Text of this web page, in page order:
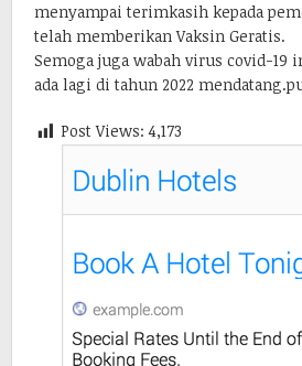
menyampai terimkasih kepada
telah memberikan Vaksin Geratis.
Semoga juga wabah virus covid-19
ada lagi di tahun 2022
Post Views: 4,173